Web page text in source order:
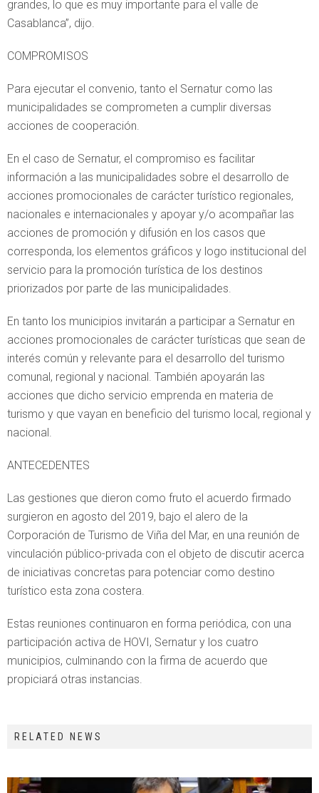
grandes, lo que es muy importante para el valle de
Casablanca”, dijo.
COMPROMISOS
Para ejecutar el convenio, tanto el Sernatur como las
municipalidades se comprometen a cumplir diversas
acciones de cooperación.
En el caso de Sernatur, el compromiso es facilitar
información a las municipalidades sobre el desarrollo de
acciones promocionales de carácter turístico regionales,
nacionales e internacionales y apoyar y/o acompañar las
acciones de promoción y difusión en los casos que
corresponda, los elementos gráficos y logo institucional del
servicio para la promoción turística de los destinos
priorizados por parte de las municipalidades.
En tanto los municipios invitarán a participar a Sernatur en
acciones promocionales de carácter turísticas que sean de
interés común y relevante para el desarrollo del turismo
comunal, regional y nacional. También apoyarán las
acciones que dicho servicio emprenda en materia de
turismo y que vayan en beneficio del turismo local, regional y
nacional.
ANTECEDENTES
Las gestiones que dieron como fruto el acuerdo firmado
surgieron en agosto del 2019, bajo el alero de la
Corporación de Turismo de Viña del Mar, en una reunión de
vinculación público-privada con el objeto de discutir acerca
de iniciativas concretas para potenciar como destino
turístico esta zona costera.
Estas reuniones continuaron en forma periódica, con una
participación activa de HOVI, Sernatur y los cuatro
municipios, culminando con la firma de acuerdo que
propiciará otras instancias.
RELATED NEWS